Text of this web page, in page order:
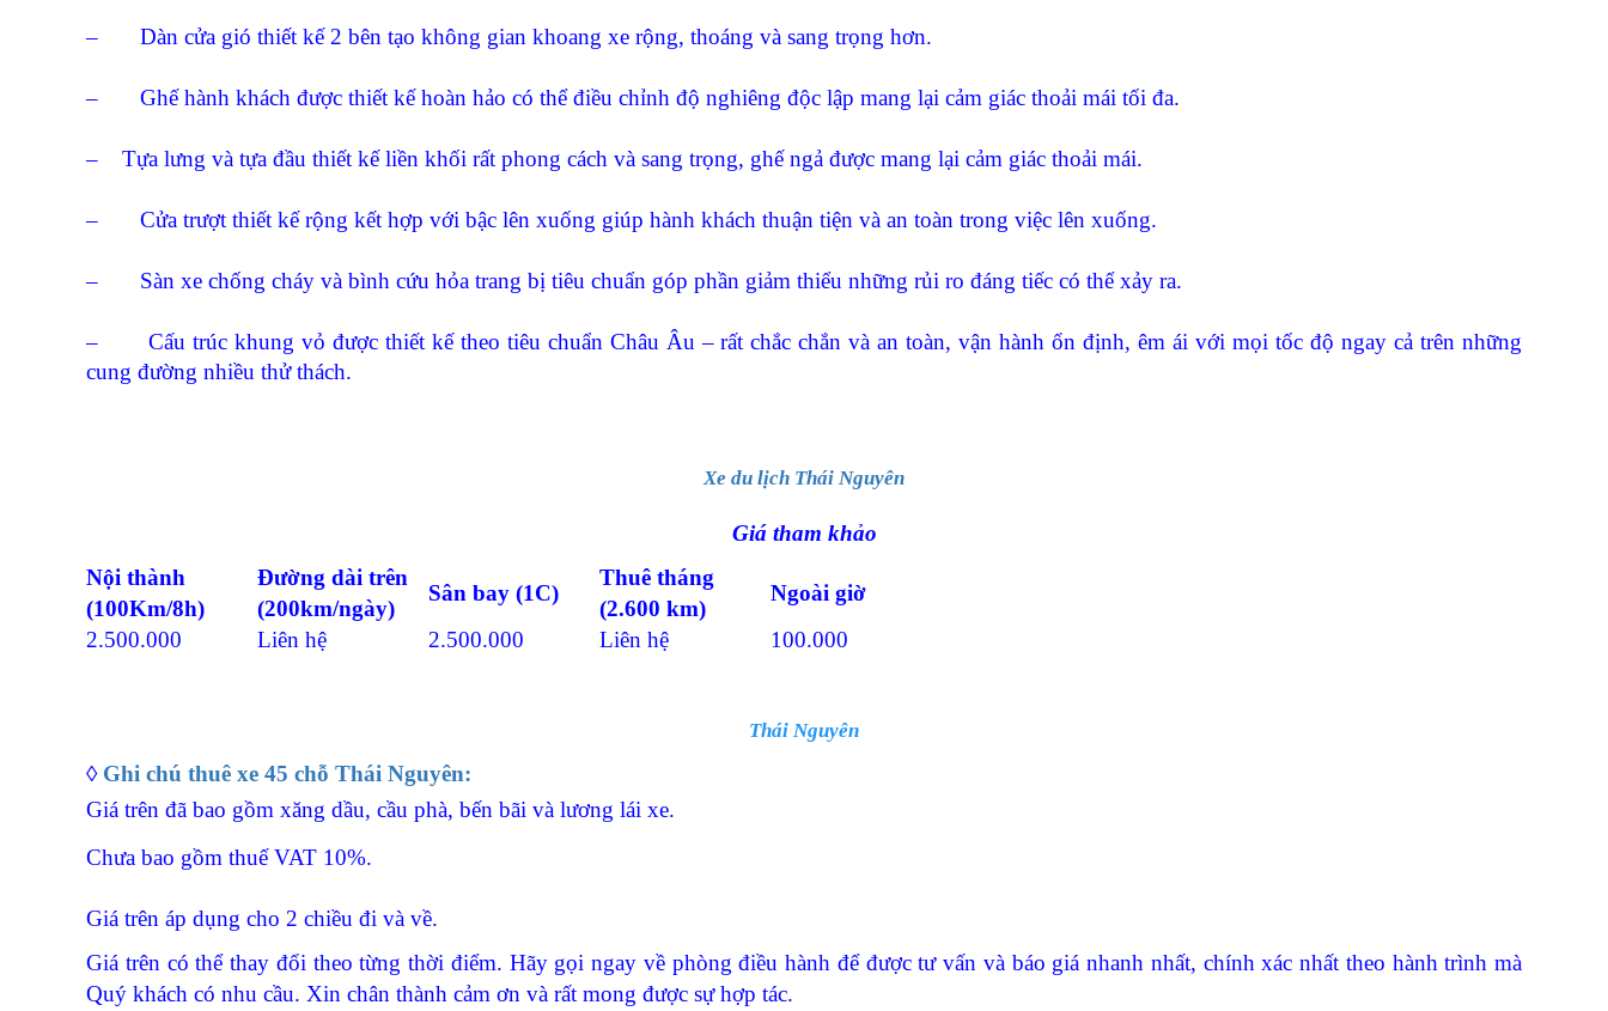
– Dàn cửa gió thiết kế 2 bên tạo không gian khoang xe rộng, thoáng và sang trọng hơn.
– Ghế hành khách được thiết kế hoàn hảo có thể điều chỉnh độ nghiêng độc lập mang lại cảm giác thoải mái tối đa.
– Tựa lưng và tựa đầu thiết kế liền khối rất phong cách và sang trọng, ghế ngả được mang lại cảm giác thoải mái.
– Cửa trượt thiết kế rộng kết hợp với bậc lên xuống giúp hành khách thuận tiện và an toàn trong việc lên xuống.
– Sàn xe chống cháy và bình cứu hỏa trang bị tiêu chuẩn góp phần giảm thiểu những rủi ro đáng tiếc có thể xảy ra.
– Cấu trúc khung vỏ được thiết kế theo tiêu chuẩn Châu Âu – rất chắc chắn và an toàn, vận hành ổn định, êm ái với mọi tốc độ ngay cả trên những
cung đường nhiều thử thách.
Xe du lịch Thái Nguyên
Giá tham khảo
Nội thành
(100Km/8h)
Đường dài trên
(200km/ngày)
Sân bay (1C)
Thuê tháng
(2.600 km)
Ngoài giờ
2.500.000
Liên hệ 2.500.000 Liên hệ 100.000
Thái Nguyên
◊Ghi chú thuê xe 45 chỗ Thái Nguyên:
Giá trên đã bao gồm xăng dầu, cầu phà, bến bãi và lương lái xe.
Chưa bao gồm thuế VAT 10%.
Giá trên áp dụng cho 2 chiều đi và về.
Giá trên có thể thay đổi theo từng thời điểm. Hãy gọi ngay về phòng điều hành để được tư vấn và báo giá nhanh nhất, chính xác nhất theo hành trình mà
Quý khách có nhu cầu. Xin chân thành cảm ơn và rất mong được sự hợp tác.